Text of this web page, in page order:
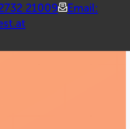
21009
Email: